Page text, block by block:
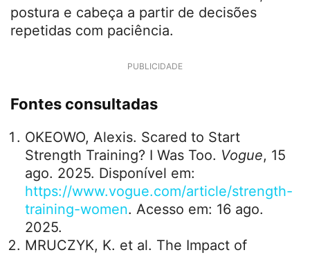
Saúde além do espelho
tendem a preservar massa magra, proteger
benefícios para o humor e para a clareza
mental. A mensagem central do relato da
Vogue não é sobre ”perder ou ganhar” algo
no corpo, mas sobre ganhar controle do
próprio processo, aprender a progredir de
modo sustentável e transformar rotina,
postura e cabeça a partir de decisões